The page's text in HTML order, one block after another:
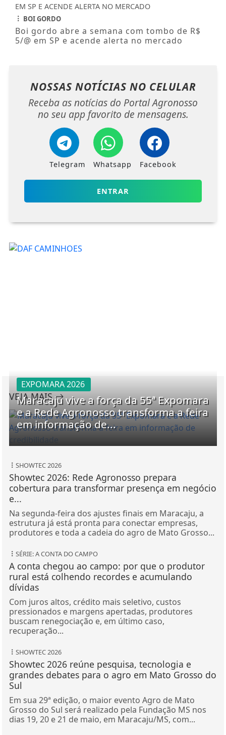
BOI GORDO
Boi gordo abre a semana com tombo de R$
5/@ em SP e acende alerta no mercado
NOSSAS NOTÍCIAS NO CELULAR
Receba as notícias do Portal Agronosso
no seu app favorito de mensagens.
Telegram Whatsapp Facebook
ENTRAR
VEJA MAIS
EXPOMARA 2026
Maracaju vive a força da 55ª Expomara
e a Rede Agronosso transforma a feira
em informação de...
SHOWTEC 2026
Showtec 2026: Rede Agronosso prepara
cobertura para transformar presença em negócio
e...
Na segunda-feira dos ajustes finais em Maracaju, a
estrutura já está pronta para conectar empresas,
produtores e toda a cadeia do agro de Mato Grosso...
SÉRIE: A CONTA DO CAMPO
A conta chegou ao campo: por que o produtor
rural está colhendo recordes e acumulando
dívidas
Com juros altos, crédito mais seletivo, custos
pressionados e margens apertadas, produtores
buscam renegociação e, em último caso,
recuperação...
SHOWTEC 2026
Showtec 2026 reúne pesquisa, tecnologia e
grandes debates para o agro em Mato Grosso do
Sul
Em sua 29ª edição, o maior evento Agro de Mato
Grosso do Sul será realizado pela Fundação MS nos
dias 19, 20 e 21 de maio, em Maracaju/MS, com...